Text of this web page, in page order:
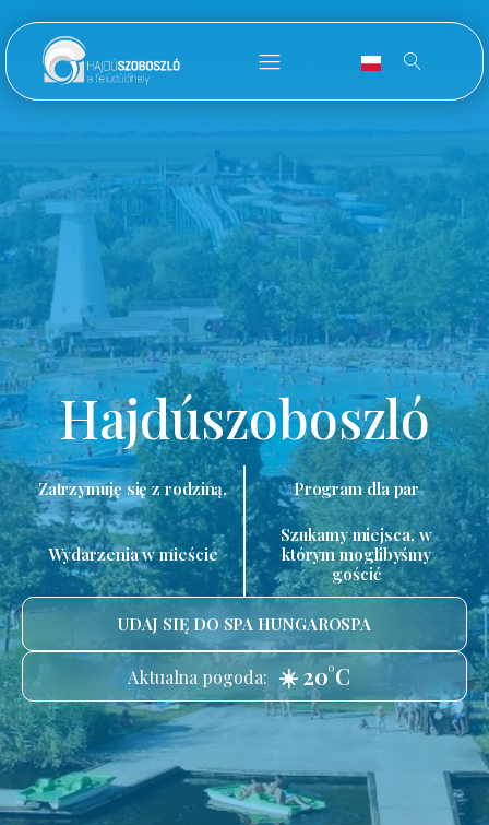
Hajdúszoboszló
Zatrzymuję się z rodziną. Program dla par
Wydarzenia w mieście
Szukamy miejsca, w
którym moglibyśmy
gościć
UDAJ SIĘ DO SPA HUNGAROSPA
Aktualna pogoda: ☀️ 20°C